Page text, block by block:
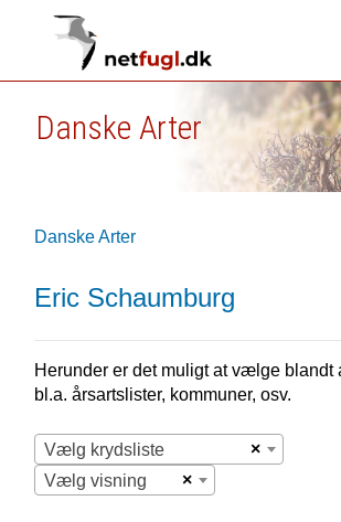
Danske Arter
Danske Arter
Eric Schaumburg
Herunder er det muligt at vælge blandt
bl.a. årsartslister, kommuner, osv.
×
Vælg krydsliste
×
Vælg visning